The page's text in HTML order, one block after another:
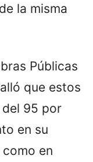
la misma
Públicas
que estos
95 por
en su
en